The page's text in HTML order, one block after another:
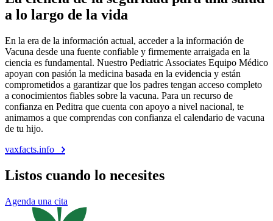
a lo largo de la vida
En la era de la información actual, acceder a la información de
Vacuna desde una fuente confiable y firmemente arraigada en la
ciencia es fundamental. Nuestro Pediatric Associates Equipo Médico
apoyan con pasión la medicina basada en la evidencia y están
comprometidos a garantizar que los padres tengan acceso completo
a conocimientos fiables sobre la vacuna. Para un recurso de
confianza en Peditra que cuenta con apoyo a nivel nacional, te
animamos a que comprendas con confianza el calendario de vacuna
de tu hijo.
vaxfacts.info
Listos cuando lo necesites
Agenda una cita